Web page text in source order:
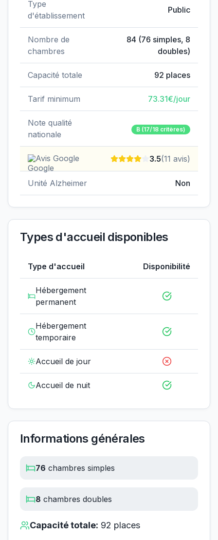
Type
d'établissement
Public
Nombre de
chambres
84 (76 simples, 8
doubles)
Capacité totale 92 places
Tarif minimum 73.31€/jour
Note qualité
nationale
B (17/18 critères)
Avis Google 3.5(11 avis)
Unité Alzheimer Non
Types d'accueil disponibles
Type d'accueil Disponibilité
Hébergement
permanent
Hébergement
temporaire
Accueil de jour
Accueil de nuit
Informations générales
76 chambres simples
8 chambres doubles
Capacité totale: 92 places